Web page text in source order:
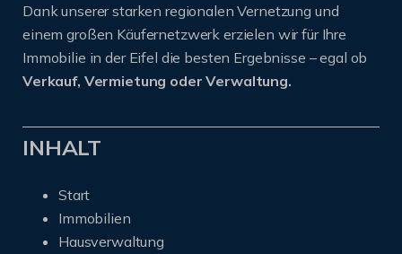
Dank unserer starken regionalen Vernetzung und
einem großen Käufernetzwerk erzielen wir für Ihre
Immobilie in der Eifel die besten Ergebnisse – egal ob
Verkauf, Vermietung oder Verwaltung.
INHALT
Start
Immobilien
Hausverwaltung